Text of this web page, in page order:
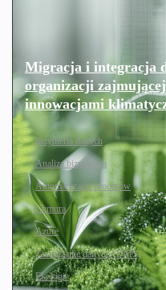
Migracja i integracja
organizacji
innowacjami
Inżynieria danych
Analiza biznesowa
Automatyzacja procesów
Chmura
Azure
Zarządzanie danymi (DMS)
Ekologia